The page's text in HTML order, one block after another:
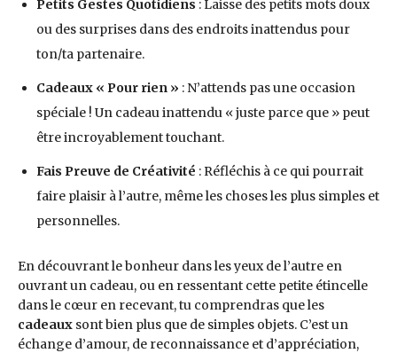
Petits Gestes Quotidiens : Laisse des petits mots doux
ou des surprises dans des endroits inattendus pour
ton/ta partenaire.
Cadeaux « Pour rien » : N’attends pas une occasion
spéciale ! Un cadeau inattendu « juste parce que » peut
être incroyablement touchant.
Fais Preuve de Créativité : Réfléchis à ce qui pourrait
faire plaisir à l’autre, même les choses les plus simples et
personnelles.
En découvrant le bonheur dans les yeux de l’autre en
ouvrant un cadeau, ou en ressentant cette petite étincelle
dans le cœur en recevant, tu comprendras que les
cadeaux sont bien plus que de simples objets. C’est un
échange d’amour, de reconnaissance et d’appréciation,